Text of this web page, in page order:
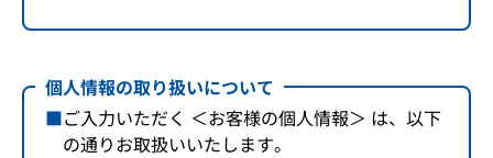
個人情報の取り扱いについて
ご入力いただく ＜お客様の個人情報＞ は、以下
の通りお取扱いいたします。